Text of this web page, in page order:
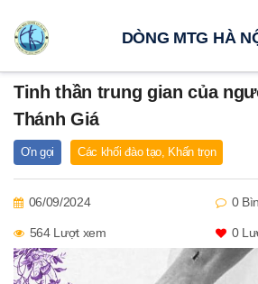
Tinh thần trung gian của
Thánh Giá
Ơn gọi Các khối đào tạo, Khấn trọn
06/09/2024 0
564 Lượt xem 0
DÒNG MTG HÀ